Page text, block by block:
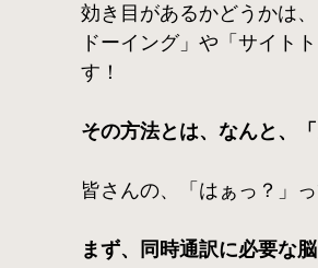
効き目があるかどうかは
ドーイング」や「サイト
す！
その方法とは、なんと、
皆さんの、「はぁっ？」
まず、同時通訳に必要な